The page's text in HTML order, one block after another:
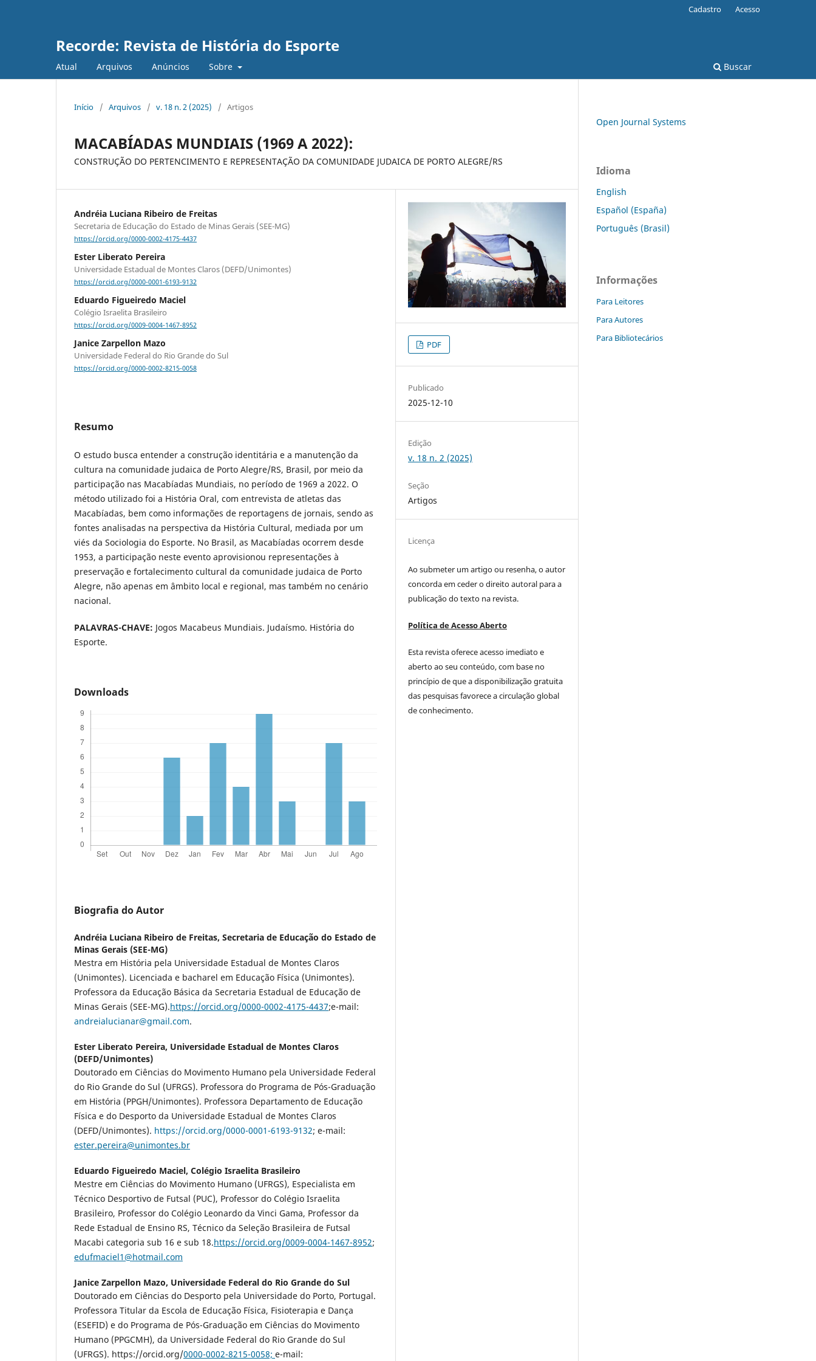
Recorde: Revista de História do Esporte
Atual Arquivos Anúncios Sobre Buscar
Cadastro Acesso
Início / Arquivos / v. 18 n. 2 (2025) / Artigos
MACABÍADAS MUNDIAIS (1969 A 2022):
CONSTRUÇÃO DO PERTENCIMENTO E REPRESENTAÇÃO DA COMUNIDADE JUDAICA DE PORTO ALEGRE/RS
Andréia Luciana Ribeiro de Freitas
Secretaria de Educação do Estado de Minas Gerais (SEE-MG)
https://orcid.org/0000-0002-4175-4437
Ester Liberato Pereira
Universidade Estadual de Montes Claros (DEFD/Unimontes)
https://orcid.org/0000-0001-6193-9132
Eduardo Figueiredo Maciel
Colégio Israelita Brasileiro
https://orcid.org/0009-0004-1467-8952
Janice Zarpellon Mazo
Universidade Federal do Rio Grande do Sul
https://orcid.org/0000-0002-8215-0058
Resumo
O estudo busca entender a construção identitária e a manutenção da
cultura na comunidade judaica de Porto Alegre/RS, Brasil, por meio da
participação nas Macabíadas Mundiais, no período de 1969 a 2022. O
método utilizado foi a História Oral, com entrevista de atletas das
Macabíadas, bem como informações de reportagens de jornais, sendo as
fontes analisadas na perspectiva da História Cultural, mediada por um
viés da Sociologia do Esporte. No Brasil, as Macabíadas ocorrem desde
1953, a participação neste evento aprovisionou representações à
preservação e fortalecimento cultural da comunidade judaica de Porto
Alegre, não apenas em âmbito local e regional, mas também no cenário
nacional.
PALAVRAS-CHAVE: Jogos Macabeus Mundiais. Judaísmo. História do
Esporte.
Downloads
Biografia do Autor
Andréia Luciana Ribeiro de Freitas, Secretaria de Educação do Estado de
Minas Gerais (SEE-MG)
Mestra em História pela Universidade Estadual de Montes Claros
(Unimontes). Licenciada e bacharel em Educação Física (Unimontes).
Professora da Educação Básica da Secretaria Estadual de Educação de
Minas Gerais (SEE-MG).https://orcid.org/0000-0002-4175-4437;e-mail:
andreialucianar@gmail.com.
Ester Liberato Pereira, Universidade Estadual de Montes Claros
(DEFD/Unimontes)
Doutorado em Ciências do Movimento Humano pela Universidade Federal
do Rio Grande do Sul (UFRGS). Professora do Programa de Pós-Graduação
em História (PPGH/Unimontes). Professora Departamento de Educação
Física e do Desporto da Universidade Estadual de Montes Claros
(DEFD/Unimontes). https://orcid.org/0000-0001-6193-9132; e-mail:
ester.pereira@unimontes.br
Eduardo Figueiredo Maciel, Colégio Israelita Brasileiro
Mestre em Ciências do Movimento Humano (UFRGS), Especialista em
Técnico Desportivo de Futsal (PUC), Professor do Colégio Israelita
Brasileiro, Professor do Colégio Leonardo da Vinci Gama, Professor da
Rede Estadual de Ensino RS, Técnico da Seleção Brasileira de Futsal
Macabi categoria sub 16 e sub 18.https://orcid.org/0009-0004-1467-8952;
edufmaciel1@hotmail.com
Janice Zarpellon Mazo, Universidade Federal do Rio Grande do Sul
Doutorado em Ciências do Desporto pela Universidade do Porto, Portugal.
Professora Titular da Escola de Educação Física, Fisioterapia e Dança
(ESEFID) e do Programa de Pós-Graduação em Ciências do Movimento
Humano (PPGCMH), da Universidade Federal do Rio Grande do Sul
(UFRGS). https://orcid.org/0000-0002-8215-0058; e-mail:
PDF
Publicado
2025-12-10
Edição
v. 18 n. 2 (2025)
Seção
Artigos
Licença
Ao submeter um artigo ou resenha, o autor
concorda em ceder o direito autoral para a
publicação do texto na revista.
Política de Acesso Aberto
Esta revista oferece acesso imediato e
aberto ao seu conteúdo, com base no
princípio de que a disponibilização gratuita
das pesquisas favorece a circulação global
de conhecimento.
Open Journal Systems
Idioma
English
Español (España)
Português (Brasil)
Informações
Para Leitores
Para Autores
Para Bibliotecários